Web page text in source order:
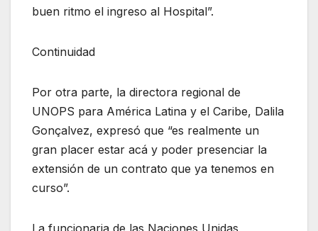
buen ritmo el ingreso al Hospital”.
Continuidad
Por otra parte, la directora regional de
UNOPS para América Latina y el Caribe, Dalila
Gonçalvez, expresó que “es realmente un
gran placer estar acá y poder presenciar la
extensión de un contrato que ya tenemos en
curso”.
La funcionaria de las Naciones Unidas